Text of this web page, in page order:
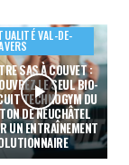
VAL-DE-
SAS À COUVET :
LE SEUL BIO-
TECHNOGYM DU
DE NEUCHÂTEL
UN ENTRAÎNEMENT